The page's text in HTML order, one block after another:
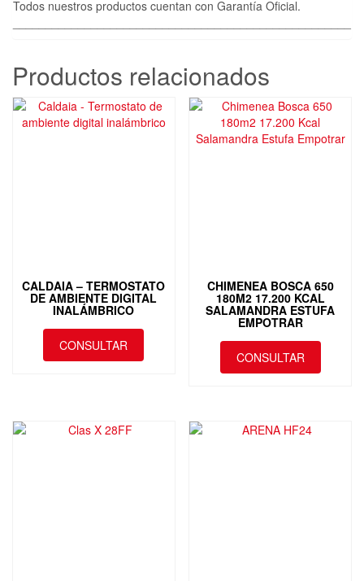
Todos nuestros productos cuentan con Garantía Oficial.
Productos relacionados
CALDAIA – TERMOSTATO
DE AMBIENTE DIGITAL
INALÁMBRICO
CONSULTAR
CHIMENEA BOSCA 650
180M2 17.200 KCAL
SALAMANDRA ESTUFA
EMPOTRAR
CONSULTAR